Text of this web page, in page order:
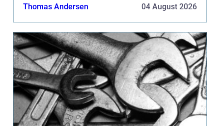
Thomas Andersen 04 August 2026